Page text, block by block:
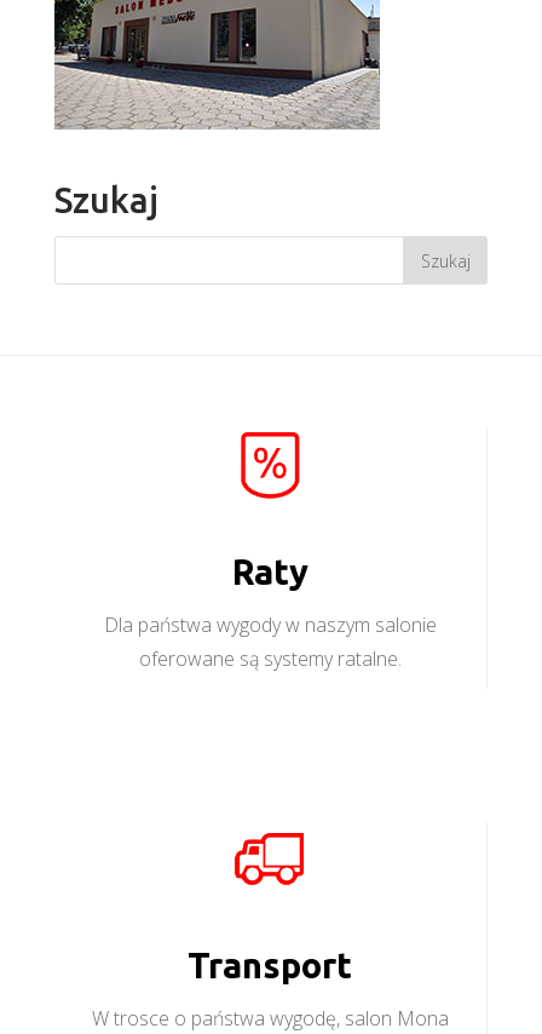
Szukaj
Raty
Dla państwa wygody w naszym salonie
oferowane są systemy ratalne.
Transport
W trosce o państwa wygodę, salon Mona